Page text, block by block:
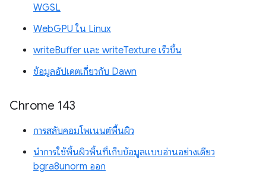
WGSL
WebGPU ใน Linux
writeBuffer และ writeTexture เร็วขึ้น
ข้อมูลอัปเดตเกี่ยวกับ Dawn
Chrome 143
การสลับคอมโพเนนต์พื้นผิว
นำการใช้พื้นผิวพื้นที่เก็บข้อมูลแบบอ่านอย่างเดียว
bgra8unorm ออก